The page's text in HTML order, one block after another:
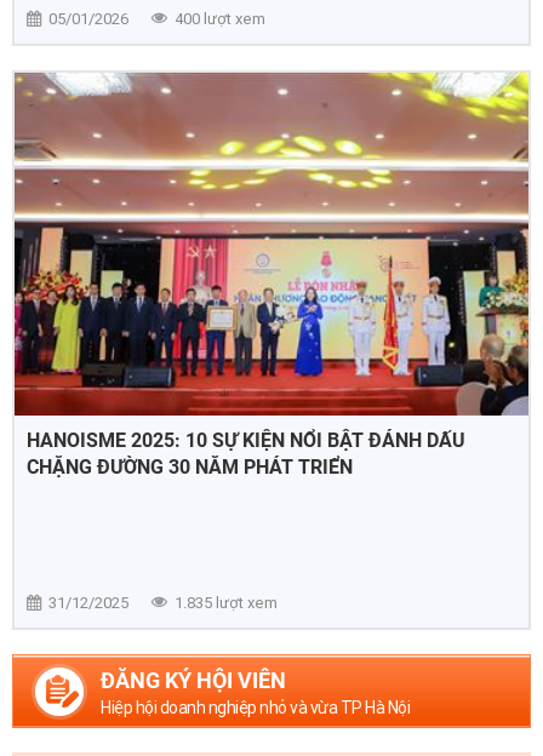
05/01/2026 400 lượt xem
HANOISME 2025: 10 SỰ KIỆN NỔI BẬT ĐÁNH DẤU
CHẶNG ĐƯỜNG 30 NĂM PHÁT TRIỂN
31/12/2025 1.835 lượt xem
ĐĂNG KÝ HỘI VIÊN
Hiệp hội doanh nghiệp nhỏ và vừa TP Hà Nội